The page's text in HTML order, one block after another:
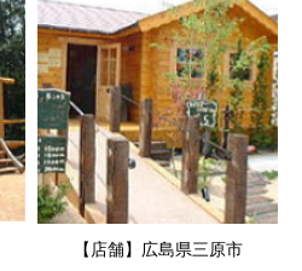
【店舗】広島県三原市